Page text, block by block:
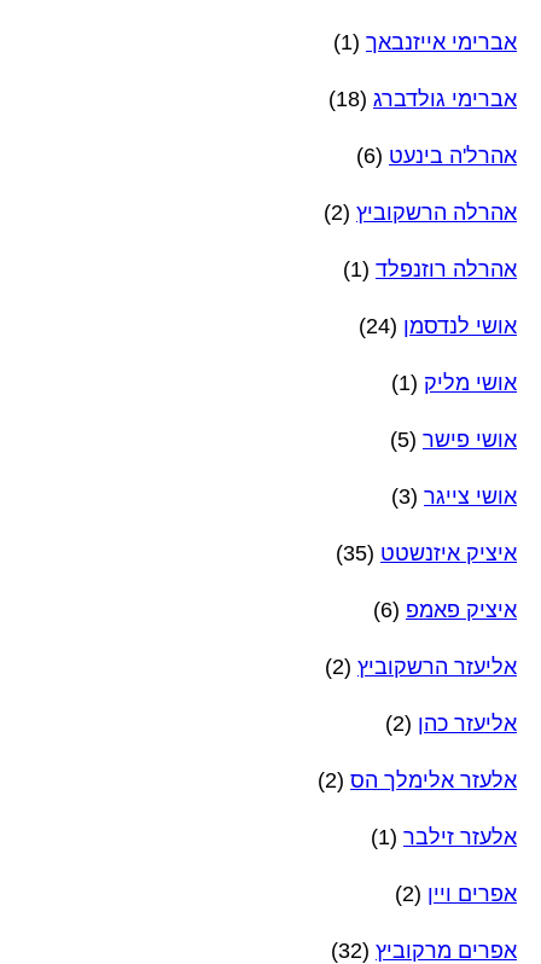
אברימי אייזנבאך (1)
אברימי גולדברג (18)
אהרל'ה בינעט (6)
אהרלה הרשקוביץ (2)
אהרלה רוזנפלד (1)
אושי לנדסמן (24)
אושי מליק (1)
אושי פישר (5)
אושי צייגר (3)
איציק איזנשטט (35)
איציק פאמפ (6)
אליעזר הרשקוביץ (2)
אליעזר כהן (2)
אלעזר אלימלך הס (2)
אלעזר זילבר (1)
אפרים ויין (2)
אפרים מרקוביץ (32)